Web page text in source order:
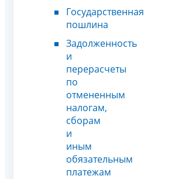
Государственная
пошлина
Задолженность
и
перерасчеты
по
отмененным
налогам,
сборам
и
иным
обязательным
платежам